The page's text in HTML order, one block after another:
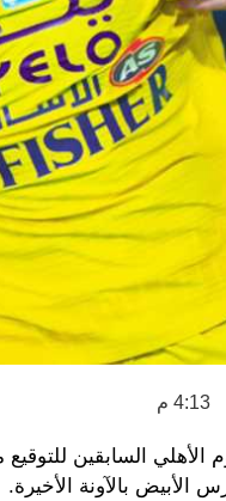
4:13 م
السابقين للتوقيع
الأبيض بالآونة الأخيرة.